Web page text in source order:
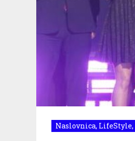
Naslovnica, LifeStyle,